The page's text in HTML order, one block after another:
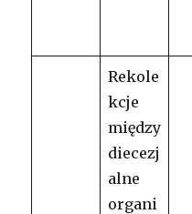
Rekole
kcje
między
diecezj
alne
organi